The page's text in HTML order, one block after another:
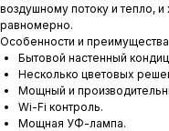
воздушному потоку и тепло,
равномерно.
Особенности и
Бытовой настенный
Несколько цветовых
Мощный и
Wi-Fi контроль.
Мощная УФ-лампа.